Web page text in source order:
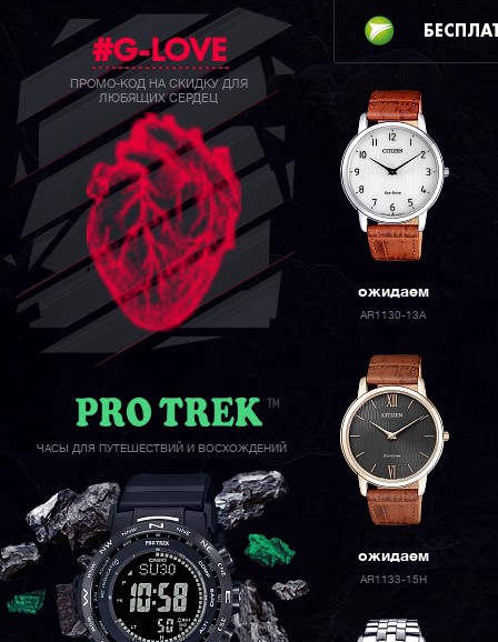
#G-LOVE
ПРОМО-КОД НА СКИДКУ ДЛЯ
ЛЮБЯЩИХ СЕРДЕЦ
ЧАСЫ ДЛЯ ПУТЕШЕСТВИЙ И ВОСХОЖДЕНИЙ
ожидаем
AR1130-13A
ожидаем
AR1133-15H